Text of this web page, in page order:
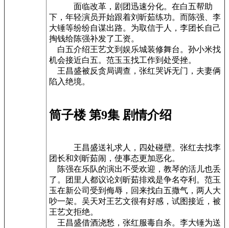
面临改革，剧团迅速分化。在白五帮助
下，年轻演员开始跟着刘昕茹练功。而陈强、李
大锤等纷纷自谋出路。为取信于人，李团长自己
掏钱给陈强补发了工资。
白五介绍王艺文到娱乐城装修舞台。孙小米找
机会接近白五。范玉玉找工作到处受挫。
王昌盛被反贪局调查，张红哭诉无门，夫妻俩
陷入绝境。
筒子楼 第9集 剧情介绍
王昌盛送礼求人，四处碰壁。张红去找李
团长和刘昕茹闹，使事态更加恶化。
陈强在乐队的演出不受欢迎，教琴的活儿也丢
了。团里人都议论刘昕茹排戏是争名夺利。范玉
玉在新公司受到侮辱，回来找白五撒气，两人大
吵一架。吴天对王艺文很有好感，试图接近，被
王艺文拒绝。
王昌盛借酒浇愁，张红服毒自杀。李大锤为送